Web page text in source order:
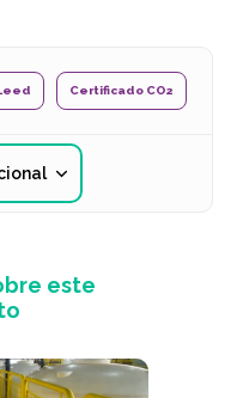
Certificado CO2
este